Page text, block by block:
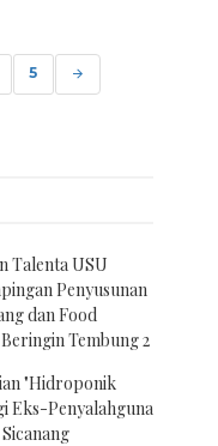
5
Talenta USU
Penyusunan
dan Food
Tembung 2
"Hidroponik
Eks-Penyalahguna